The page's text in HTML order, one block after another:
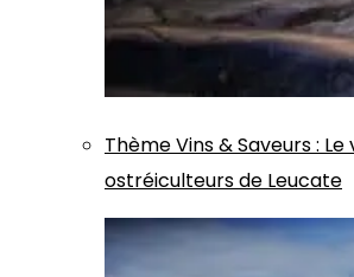
ThèmeVins & Saveurs: Le
ostréiculteurs de Leucate